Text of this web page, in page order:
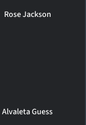
Rose Jackson
Alvaleta Guess